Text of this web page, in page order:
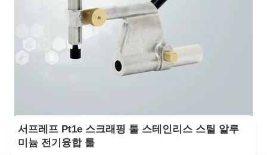
서프레프 Pt1e 스크래핑 툴 스테인리스 스틸 알루
미늄 전기융합 툴